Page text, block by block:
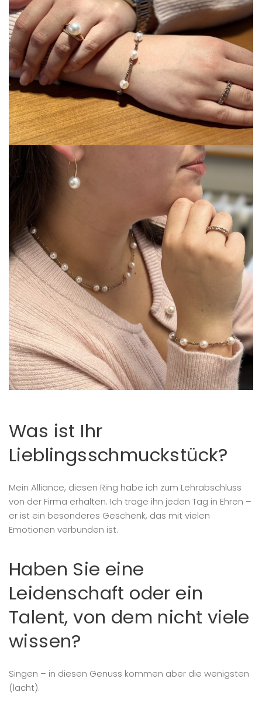
Was ist Ihr
Lieblingsschmuckstück?
Mein Alliance, diesen Ring habe ich zum Lehrabschluss
von der Firma erhalten. Ich trage ihn jeden Tag in Ehren –
er ist ein besonderes Geschenk, das mit vielen
Emotionen verbunden ist.
Haben Sie eine
Leidenschaft oder ein
Talent, von dem nicht viele
wissen?
Singen – in diesen Genuss kommen aber die wenigsten
(lacht).